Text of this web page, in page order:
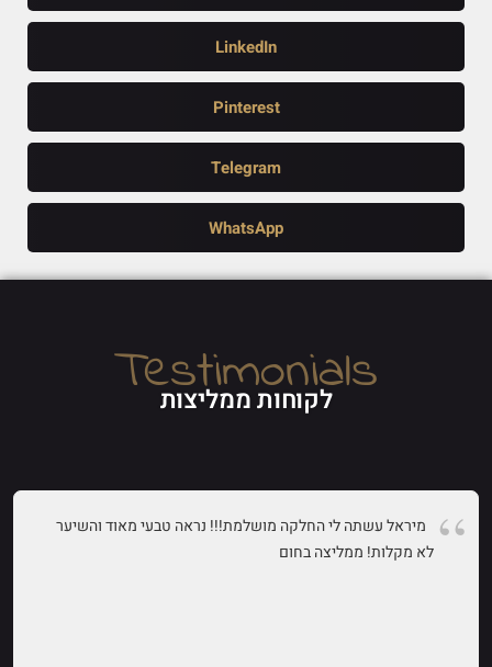
LinkedIn
Pinterest
Telegram
WhatsApp
Testimonials
לקוחות ממליצות
מיראל עשתה לי החלקה מושלמת!!! נראה טבעי מאוד והשיער
לא מקלות! ממליצה בחום